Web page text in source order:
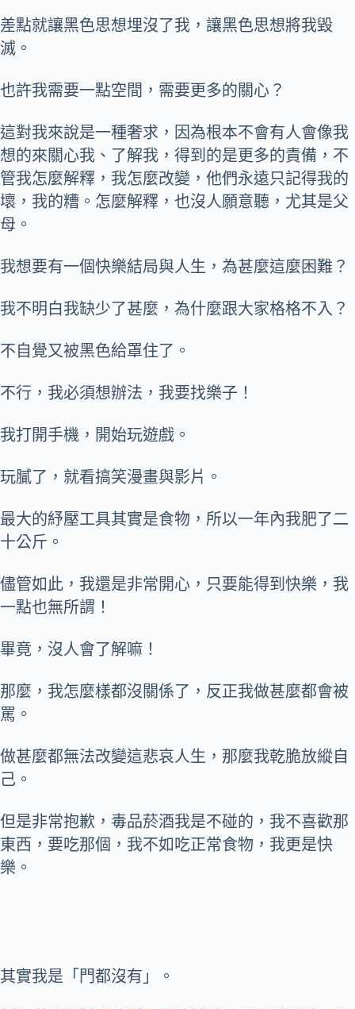
差點就讓黑色思想埋沒了我，讓黑色思想將我毀
滅。
也許我需要一點空間，需要更多的關心？
這對我來說是一種奢求，因為根本不會有人會像我
想的來關心我、了解我，得到的是更多的責備，不
管我怎麼解釋，我怎麼改變，他們永遠只記得我的
壞，我的糟。怎麼解釋，也沒人願意聽，尤其是父
母。
我想要有一個快樂結局與人生，為甚麼這麼困難？
我不明白我缺少了甚麼，為什麼跟大家格格不入？
不自覺又被黑色給罩住了。
不行，我必須想辦法，我要找樂子！
我打開手機，開始玩遊戲。
玩膩了，就看搞笑漫畫與影片。
最大的紓壓工具其實是食物，所以一年內我肥了二
十公斤。
儘管如此，我還是非常開心，只要能得到快樂，我
一點也無所謂！
畢竟，沒人會了解嘛！
那麼，我怎麼樣都沒關係了，反正我做甚麼都會被
罵。
做甚麼都無法改變這悲哀人生，那麼我乾脆放縱自
己。
但是非常抱歉，毒品菸酒我是不碰的，我不喜歡那
東西，要吃那個，我不如吃正常食物，我更是快
樂。
其實我是「門都沒有」。